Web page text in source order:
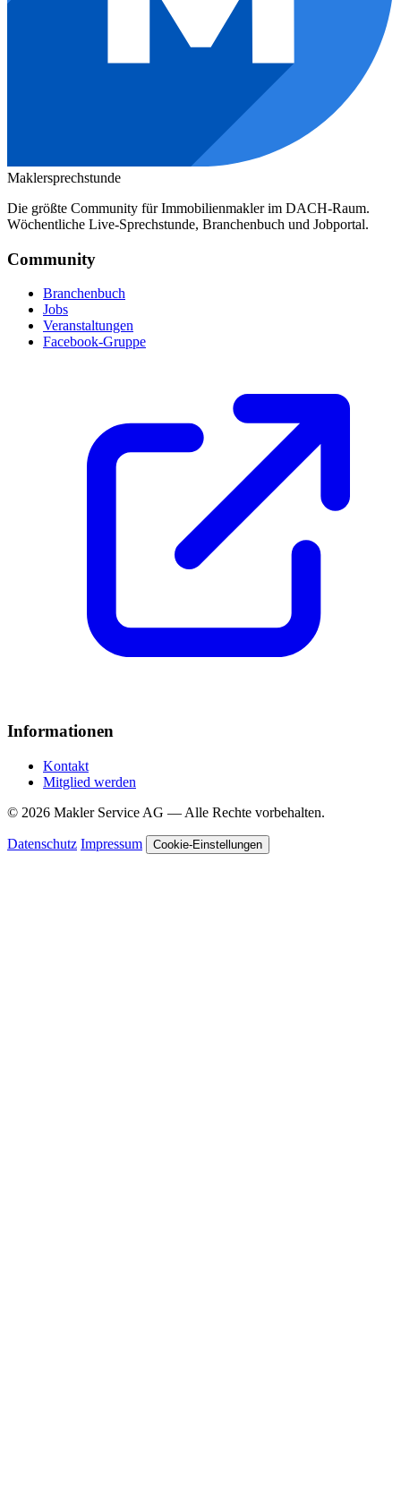
Maklersprechstunde
Die größte Community für Immobilienmakler im DACH-Raum.
Wöchentliche Live-Sprechstunde, Branchenbuch und Jobportal.
Community
Branchenbuch
Jobs
Veranstaltungen
Facebook-Gruppe
Informationen
Kontakt
Mitglied werden
© 2026 Makler Service AG — Alle Rechte vorbehalten.
Datenschutz Impressum Cookie-Einstellungen